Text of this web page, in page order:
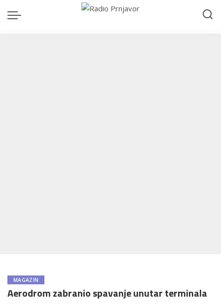
MAGAZIN
Aerodrom zabranio spavanje unutar terminala